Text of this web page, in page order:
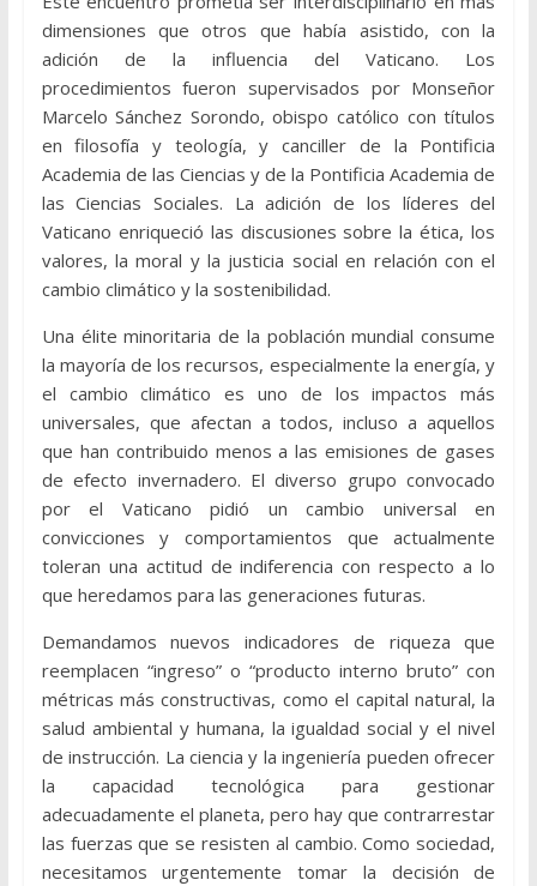
dimensiones que otros que había asistido, con la
adición de la influencia del Vaticano. Los
procedimientos fueron supervisados ​​por Monseñor
Marcelo Sánchez Sorondo, obispo católico con títulos
en filosofía y teología, y canciller de la Pontificia
Academia de las Ciencias y de la Pontificia Academia de
las Ciencias Sociales. La adición de los líderes del
Vaticano enriqueció las discusiones sobre la ética, los
valores, la moral y la justicia social en relación con el
cambio climático y la sostenibilidad.
Una élite minoritaria de la población mundial consume
la mayoría de los recursos, especialmente la energía, y
el cambio climático es uno de los impactos más
universales, que afectan a todos, incluso a aquellos
que han contribuido menos a las emisiones de gases
de efecto invernadero. El diverso grupo convocado
por el Vaticano pidió un cambio universal en
convicciones y comportamientos que actualmente
toleran una actitud de indiferencia con respecto a lo
que heredamos para las generaciones futuras.
Demandamos nuevos indicadores de riqueza que
reemplacen “ingreso” o “producto interno bruto” con
métricas más constructivas, como el capital natural, la
salud ambiental y humana, la igualdad social y el nivel
de instrucción. La ciencia y la ingeniería pueden ofrecer
la capacidad tecnológica para gestionar
adecuadamente el planeta, pero hay que contrarrestar
las fuerzas que se resisten al cambio. Como sociedad,
necesitamos urgentemente tomar la decisión de